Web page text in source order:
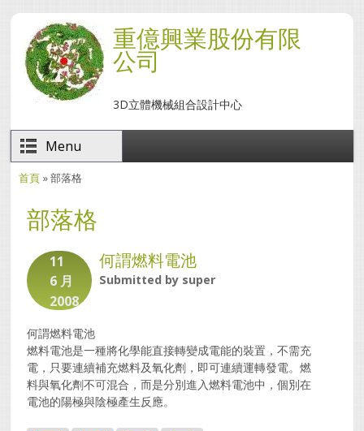
移至主內容 重億興業股份有限
公司
3D立體機械組合設計中心
Menu
首頁 » 部落格
部落格
11
6 月
2008
何謂燃料電池
Submitted by super
何謂燃料電池
燃料電池是一種將化學能直接轉變成電能的裝置，不需充
電，只要連續補充燃料及氧化劑，即可連續運轉發電。燃
料與氧化劑不可混合，而是分別進入燃料電池中，個別在
電池的陽極與陰極產生反應。